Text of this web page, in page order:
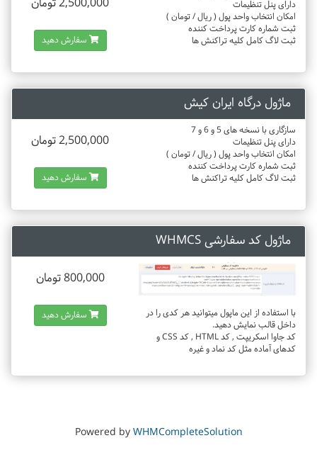
دارای پنل تنظیمات
امکان انتخاب واحد پول ( ریال / تومان )
ثبت شماره کارت پرداخت کننده
ثبت لاگ کامل کلیه تراکنش ها
سفارش دهید
ماژول درگاه ایران کیش
سازگاری با نسخه های 5 و 6 و 7
دارای پنل تنظیمات
امکان انتخاب واحد پول ( ریال / تومان )
ثبت شماره کارت پرداخت کننده
ثبت لاگ کامل کلیه تراکنش ها
2,500,000 تومان
سفارش دهید
ماژول کد سفارشی WHMCS
با استفاده از این ماپول میتوانید هر کدی را در
داخل قالب نمایش دهید.
کد جاوا اسکریپت , کد HTML , کد CSS و
کدهای آماده مثل کد نماد و غیره
800,000 تومان
سفارش دهید
Powered byWHMCompleteSolution